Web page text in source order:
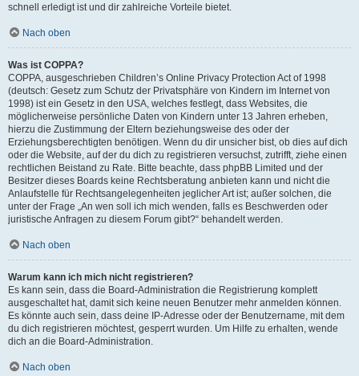
schnell erledigt ist und dir zahlreiche Vorteile bietet.
Nach oben
Was ist COPPA?
COPPA, ausgeschrieben Children’s Online Privacy Protection Act of 1998
(deutsch: Gesetz zum Schutz der Privatsphäre von Kindern im Internet von
1998) ist ein Gesetz in den USA, welches festlegt, dass Websites, die
möglicherweise persönliche Daten von Kindern unter 13 Jahren erheben,
hierzu die Zustimmung der Eltern beziehungsweise des oder der
Erziehungsberechtigten benötigen. Wenn du dir unsicher bist, ob dies auf dich
oder die Website, auf der du dich zu registrieren versuchst, zutrifft, ziehe einen
rechtlichen Beistand zu Rate. Bitte beachte, dass phpBB Limited und der
Besitzer dieses Boards keine Rechtsberatung anbieten kann und nicht die
Anlaufstelle für Rechtsangelegenheiten jeglicher Art ist; außer solchen, die
unter der Frage „An wen soll ich mich wenden, falls es Beschwerden oder
juristische Anfragen zu diesem Forum gibt?“ behandelt werden.
Nach oben
Warum kann ich mich nicht registrieren?
Es kann sein, dass die Board-Administration die Registrierung komplett
ausgeschaltet hat, damit sich keine neuen Benutzer mehr anmelden können.
Es könnte auch sein, dass deine IP-Adresse oder der Benutzername, mit dem
du dich registrieren möchtest, gesperrt wurden. Um Hilfe zu erhalten, wende
dich an die Board-Administration.
Nach oben